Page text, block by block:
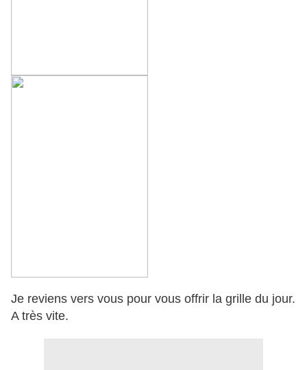
Je reviens vers vous pour vous offrir la grille du jour.
A très vite.